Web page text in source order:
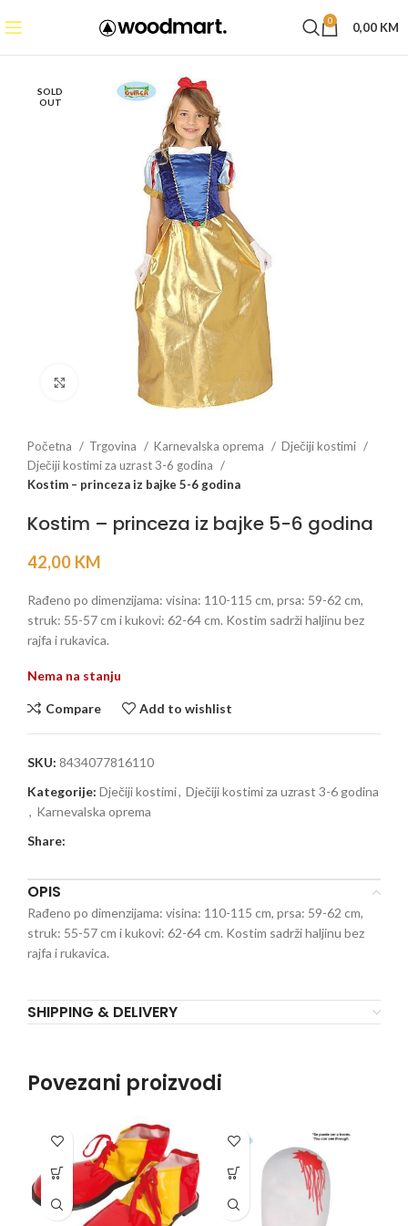
0 0,00 KM
SOLD
OUT
Click to enlarge
Početna Trgovina Karnevalska oprema
Dječiji kostimi
Dječiji kostimi za uzrast 3-6 godina
Kostim – princeza iz bajke 5-6 godina
Kostim – princeza iz bajke 5-6 godina
42,00 KM
Rađeno po dimenzijama: visina: 110-115 cm, prsa: 59-62 cm,
struk: 55-57 cm i kukovi: 62-64 cm. Kostim sadrži haljinu bez
rajfa i rukavica.
Nema na stanju
Compare Add to wishlist
SKU: 8434077816110
Kategorije: Dječiji kostimi, Dječiji kostimi za uzrast 3-6 godina
, Karnevalska oprema
Share:
OPIS
Rađeno po dimenzijama: visina: 110-115 cm, prsa: 59-62 cm,
struk: 55-57 cm i kukovi: 62-64 cm. Kostim sadrži haljinu bez
rajfa i rukavica.
SHIPPING & DELIVERY
Povezani proizvodi